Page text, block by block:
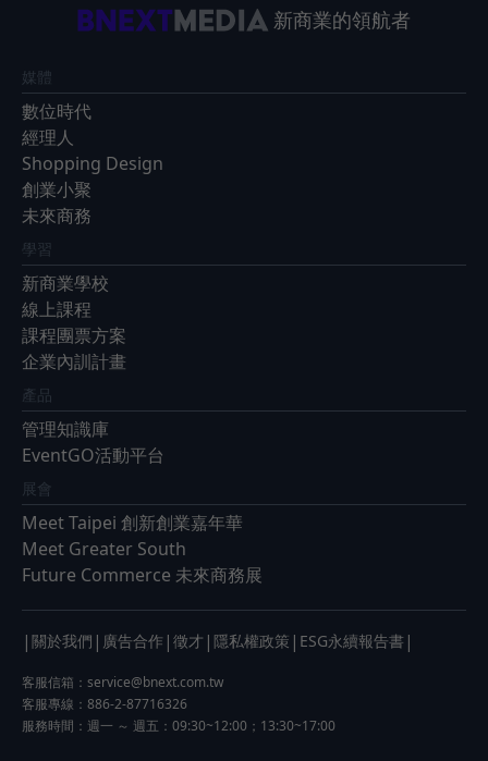
新商業的領航者
媒體
數位時代
經理人
Shopping Design
創業小聚
未來商務
學習
新商業學校
線上課程
課程團票方案
企業內訓計畫
產品
管理知識庫
EventGO活動平台
展會
Meet Taipei 創新創業嘉年華
Meet Greater South
Future Commerce 未來商務展
| 關於我們 | 廣告合作 | 徵才 | 隱私權政策 | ESG永續報告書 |
客服信箱： service@bnext.com.tw
客服專線：886-2-87716326
服務時間：週一 ～ 週五：09:30~12:00；13:30~17:00